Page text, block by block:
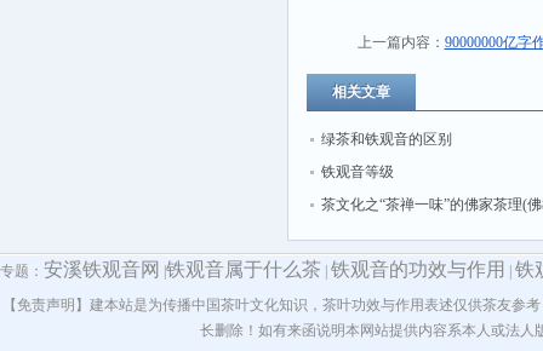
上一篇内容： 90000000亿字
相关文章
绿茶和铁观音的区别
铁观音等级
茶文化之“茶禅一味”的佛家茶理(
中国茶文化传播贡献)
专题： 安溪铁观音网 铁观音属于什么茶 铁观音的功效与作用 铁
【免责声明】建本站是为传播中国茶叶文化知识，茶叶功效与作用表述仅供茶友
长删除！如有来函说明本网站提供内容系本人或法